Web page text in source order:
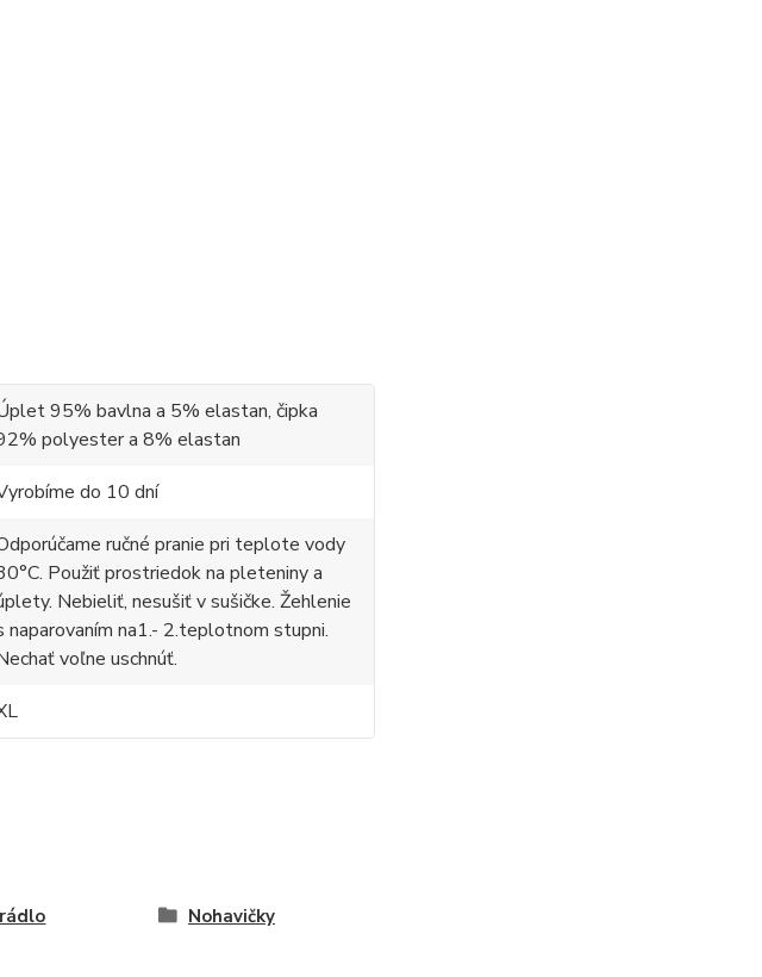
95% bavlna a 5% elastan, čipka
polyester a 8% elastan
do 10 dní
ručné pranie pri teplote vody
Použiť prostriedok na pleteniny a
Nebieliť, nesušiť v sušičke. Žehlenie
naparovaním na1.- 2.teplotnom stupni.
voľne uschnúť.
Nohavičky